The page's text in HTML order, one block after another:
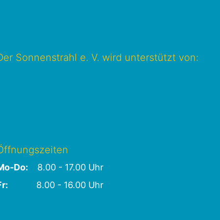
Sonnenstrahl e. V. wird unterstützt von:
Do:
8.00 - 17.00 Uhr
8.00 - 16.00 Uhr